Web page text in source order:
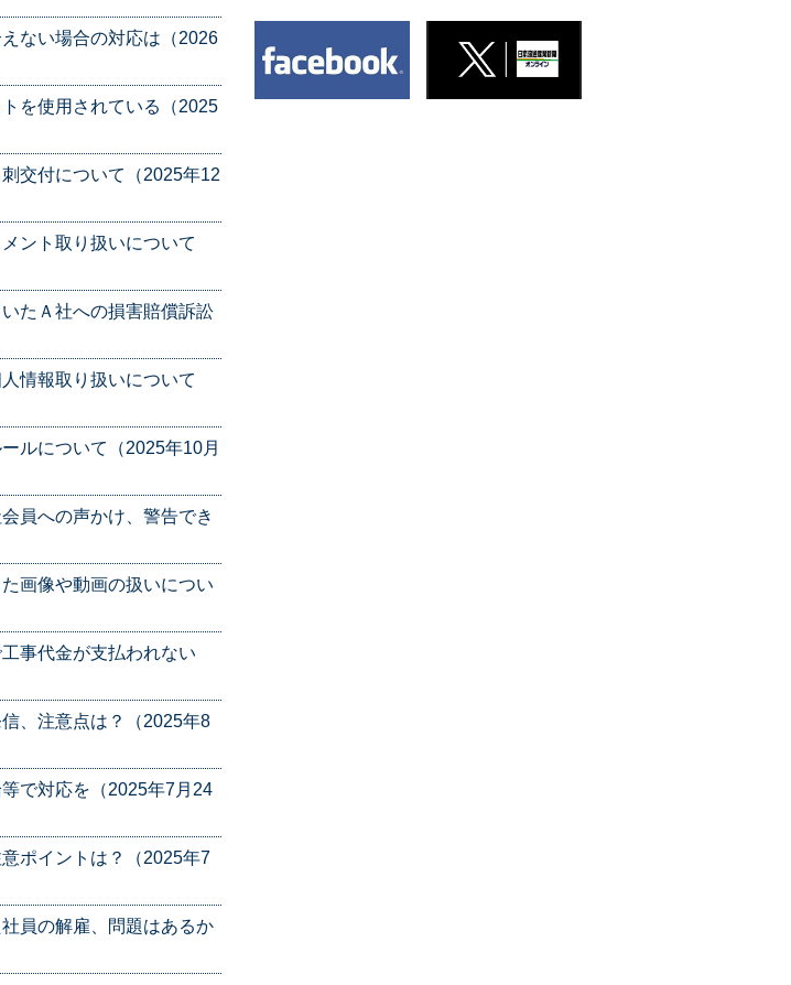
ない場合の対応は（2026
を使用されている（2025
交付について（2025年12
ント取り扱いについて
たＡ社への損害賠償訴訟
情報取り扱いについて
ルについて（2025年10月
員への声かけ、警告でき
画像や動画の扱いについ
事代金が支払われない
、注意点は？（2025年8
で対応を（2025年7月24
ポイントは？（2025年7
員の解雇、問題はあるか